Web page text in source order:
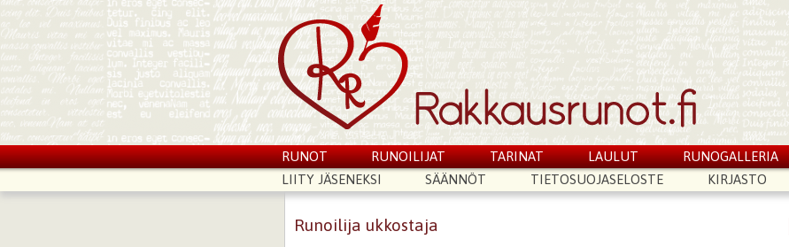
RUNOT RUNOILIJAT TARINAT LAULUT
RUNOGALLERIA
LIITY JÄSENEKSI
SÄÄNNÖT TIETOSUOJASELOSTE KIRJASTO
Runoilija ukkostaja